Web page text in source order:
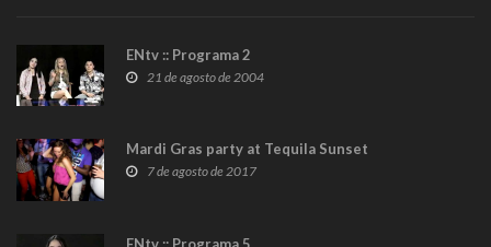
ENtv :: Programa 2
21 de agosto de 2004
Mardi Gras party at Tequila Sunset
7 de agosto de 2017